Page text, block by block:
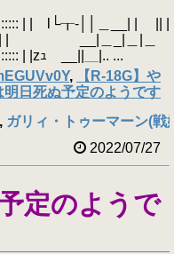
| | l└┰‐││＿__| | || |
＿_|＿|＿
|zｭ __||＿|.. ...
,
【R-18G】や
明日死ぬ予定のようです
, ガリィ・トゥーマーン(戦
2022/07/27
定のようで